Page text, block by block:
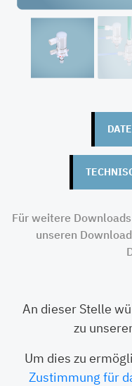
1"
Tauchrohre
Für weitere
unseren
An dieser Stelle
zu
Um dies zu
Zustimmung für